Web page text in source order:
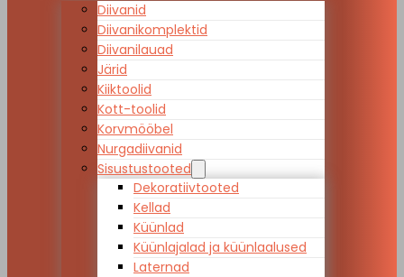
Diivanid
Diivanikomplektid
Diivanilauad
Järid
Kiiktoolid
Kott-toolid
Korvmööbel
Nurgadiivanid
Sisustustooted
Dekoratiivtooted
Kellad
Küünlad
Küünlajalad ja küünlaalused
Laternad